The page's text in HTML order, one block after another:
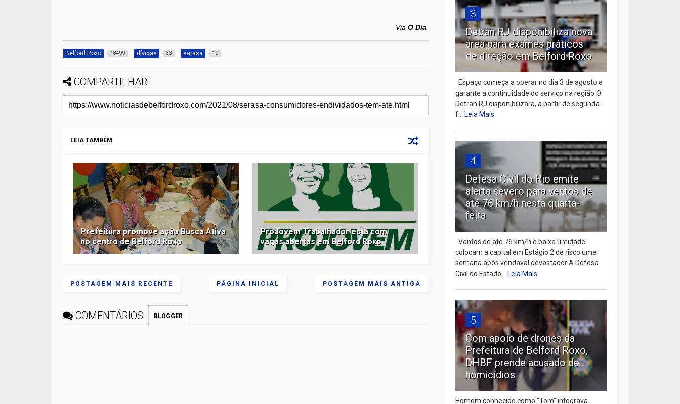
ViaO Dia
Belford Roxo 18499 dívidas 33 serasa 10
COMPARTILHAR:
LEIA TAMBÉM
Prefeitura promove ação Busca Ativa
no centro de Belford Roxo
ProJovem Trabalhador está com
vagas abertas em Belford Roxo
POSTAGEM MAIS RECENTE POSTAGEM MAIS ANTIGA
PÁGINA INICIAL
COMENTÁRIOS BLOGGER
3
Detran RJ disponibiliza nova
área para exames práticos
de direção em Belford Roxo
Espaço começa a operar no dia 3 de agosto e
garante a continuidade do serviço na região O
Detran RJ disponibilizará, a partir de segunda-
f...Leia Mais
4
Defesa Civil do Rio emite
alerta severo para ventos de
até 76 km/h nesta quarta-
feira
Ventos de até 76 km/h e baixa umidade
colocam a capital em Estágio 2 de risco uma
semana após vendaval devastador A Defesa
Civil do Estado...Leia Mais
5
Com apoio de drones da
Prefeitura de Belford Roxo,
DHBF prende acusado de
homicídios
Homem conhecido como "Tom" integrava